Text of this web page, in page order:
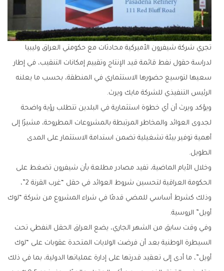
تجري شركة شيفرون الأميركية محادثات مع حكومتي العراق وليبيا
لدراسة حقول نفط قائمة قيد الإنتاج وتقييم إمكانات التنقيب، في إطار
سعيها لتوسيع حضورها الاستثماري في المنطقة، بحسب ما يعلنه
الرئيس التنفيذي للشركة مايك ويرث.
ويؤكد ويرث أن أي خطوة استثمارية في البلدين تتطلب رؤية واضحة
لجدوى العوائد والمخاطر المرتبطة بالمشروعات المطروحة، مشيرًا إلى
أهمية توفير بيئة تشغيلية تضمن استدامة الاستثمار على المدى
الطويل.
وخلال الأيام الماضية، تفيد مصادر مطلعة بأن شيفرون تضغط على
الحكومة العراقية لتحسين شروط العوائد في حقل “غرب القرنة 2”،
وذلك كشرط أساسي للمضي قدمًا في شراء المشروع من شركة “لوك
أويل” الروسية.
وفي وقت سابق من الشهر الجاري، يضع العراق الحقل النفطي تحت
السيطرة الوطنية بعد أن فرضت الولايات المتحدة عقوبات على “لوك
أويل”، ما أدى إلى تعقيد قدرتها على إدارة عملياتها الدولية، بما في ذلك